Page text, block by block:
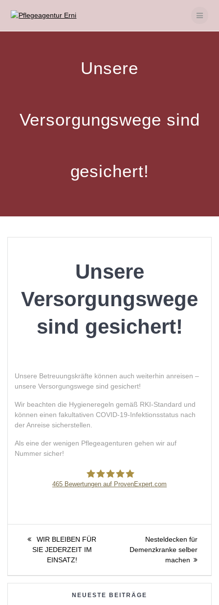
Unsere
Versorgungswege sind
gesichert!
Unsere
Versorgungswege
sind gesichert!
Unsere Betreuungskräfte können auch weiterhin anreisen –
unsere Versorgungswege sind gesichert!
Wir beachten die Hygieneregeln gemäß RKI-Standard und
können einen fakultativen COVID-19-Infektionsstatus nach
der Anreise sicherstellen.
Als eine der wenigen Pflegeagenturen gehen wir auf
Nummer sicher!
465 Bewertungen auf ProvenExpert.com
Beitragsnavigation
Previous
post:
WIR BLEIBEN FÜR
SIE JEDERZEIT IM
EINSATZ!
Next
post:
Nesteldecken für
Demenzkranke selber
machen
NEUESTE BEITRÄGE